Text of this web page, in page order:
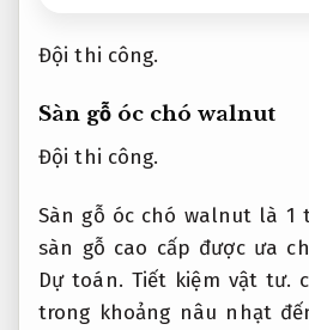
Đội thi công.
Sàn gỗ óc chó walnut
Đội thi công.
Sàn gỗ óc chó walnut là 1
sàn gỗ cao cấp được ưa
Dự toán. Tiết kiệm vật tư.
trong khoảng nâu nhạt